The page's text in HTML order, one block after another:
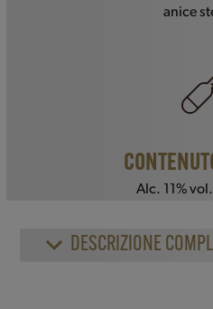
anice
Alc. 11%
DESCRIZIONE